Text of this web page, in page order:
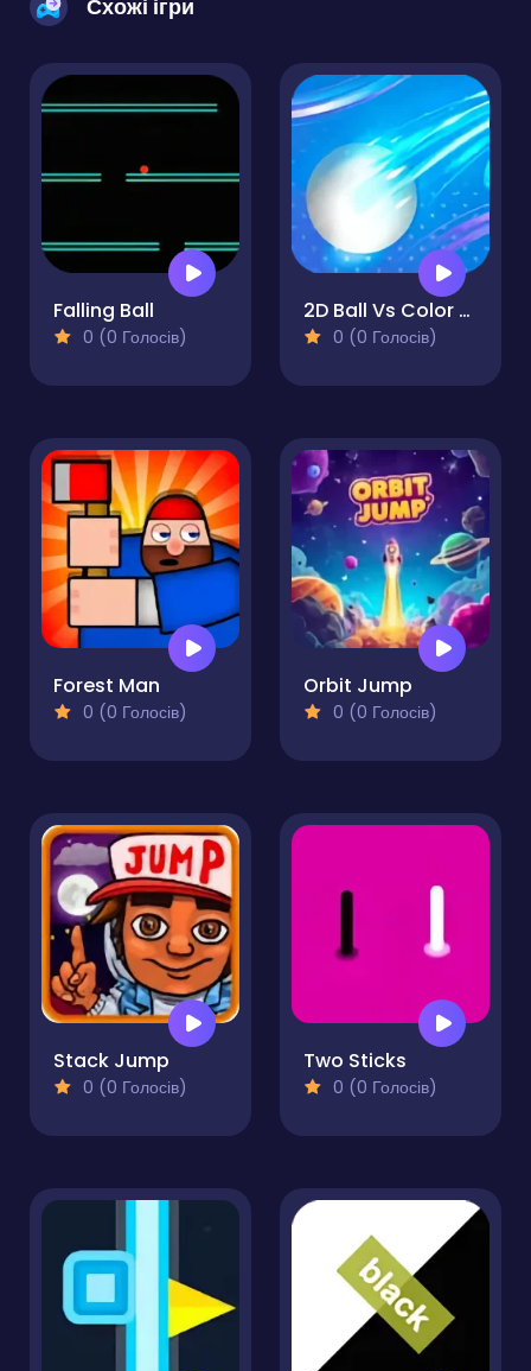
Схожі ігри
Falling Ball
0 (0 Голосів)
2D Ball Vs Color Ball Bounce
0 (0 Голосів)
Forest Man
0 (0 Голосів)
Orbit Jump
0 (0 Голосів)
Stack Jump
0 (0 Голосів)
Two Sticks
0 (0 Голосів)